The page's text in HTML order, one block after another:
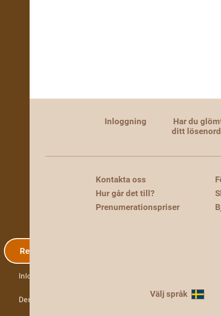
Registrering
Inloggning
Demo
Inloggning
Har du
ditt
Kontakta oss
Hur går det till?
Prenumerationspriser
Välj språk